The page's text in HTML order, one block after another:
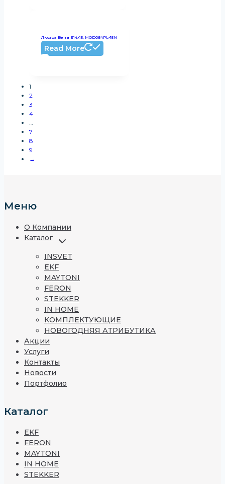
Люстра Beira E14х15, MOD064PL-15N
Read More
1
2
3
4
…
7
8
9
→
Меню
О Компании
Каталог
INSVET
EKF
MAYTONI
FERON
STEKKER
IN HOME
КОМПЛЕКТУЮЩИЕ
НОВОГОДНЯЯ АТРИБУТИКА
Акции
Услуги
Контакты
Новости
Портфолио
Каталог
EKF
FERON
MAYTONI
IN HOME
STEKKER